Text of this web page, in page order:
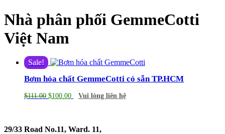
Nhà phân phối GemmeCotti
Việt Nam
Sale!
Bơm hóa chất GemmeCotti có sẵn TP.HCM
$111.00 $100.00 Vui lòng liên hệ
29/33 Road No.11, Ward. 11,